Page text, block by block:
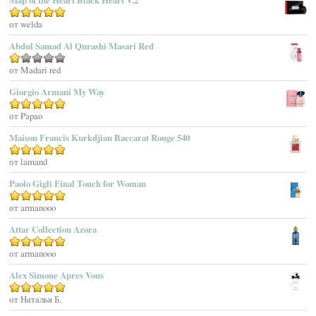
Adolfo Dominguez
Adrienne Vittadini
Aedes De Venustas
Aerin Lauder
Aether
Affinessence
Afnan Perfumes
Agatha Ruiz De La Prada
Agatho Parfum
Agent Provocateur
Agnes B
Agonist
Ahjaar
Aigner
Aj Arabia (Widian)
Ajmal
Оценка5
от welda
Abdul Samad Al Qurashi Masari Red
Оценка
1
из
5
от Madari red
Giorgio Armani My Way
Оценка5
от Papao
Maison Francis Kurkdjian Baccarat Rouge 540
Оценка5из 5
от lamand
Paolo Gigli Final Touch for Woman
Оценка5из 5
от armanooo
Attar Collection Azora
Оценка5из 5
от armanooo
Alex Simone Apres Vous
Оценка5из 5
от Наталья Б.